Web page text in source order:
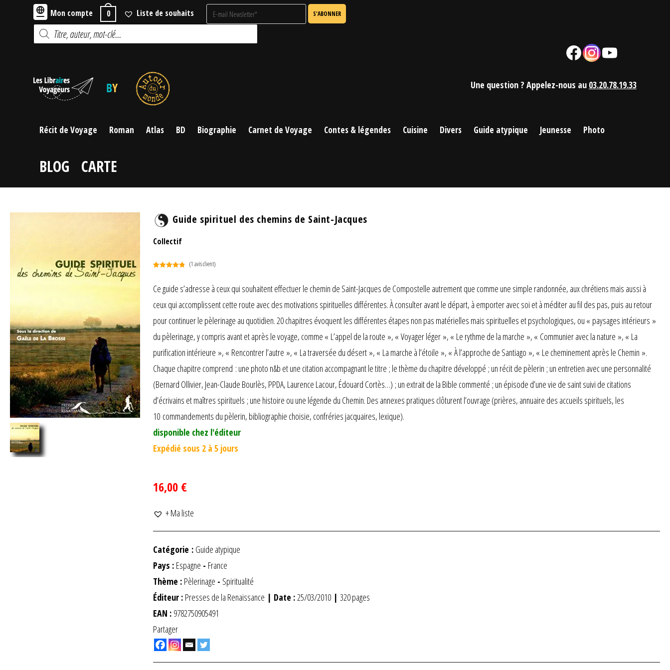
Mon compte 0 Liste de souhaits
Recherche
de
produits
FacebookInstagramYouTube
Une question ? Appelez-nous au 03.20.78.19.33
Récit de Voyage Roman Atlas BD Biographie Carnet de Voyage Contes & légendes Cuisine Divers Guide atypique Jeunesse Photo
BLOG CARTE
Guide spirituel des chemins de Saint-Jacques
Collectif
basé sur
notation
(1 avis client)
Ce guide s’adresse à ceux qui souhaitent effectuer le chemin de Saint-Jacques de Compostelle autrement que comme une simple randonnée, aux chrétiens mais aussi à
ceux qui accomplissent cette route avec des motivations spirituelles différentes. À consulter avant le départ, à emporter avec soi et à méditer au fil des pas, puis au retour
pour continuer le pèlerinage au quotidien. 20 chapitres évoquent les différentes étapes non pas matérielles mais spirituelles et psychologiques, ou « paysages intérieurs »
du pèlerinage, y compris avant et après le voyage, comme « L’appel de la route », « Voyager léger », « Le rythme de la marche », « Communier avec la nature », « La
purification intérieure », « Rencontrer l’autre », « La traversée du désert », « La marche à l’étoile », « À l’approche de Santiago », « Le cheminement après le Chemin ».
Chaque chapitre comprend : une photo n&b et une citation accompagnant le titre ; le thème du chapitre développé ; un récit de pèlerin ; un entretien avec une personnalité
(Bernard Ollivier, Jean-Claude Bourlès, PPDA, Laurence Lacour, Édouard Cortès…) ; un extrait de la Bible commenté ; un épisode d’une vie de saint suivi de citations
d’écrivains et maîtres spirituels ; une histoire ou une légende du Chemin. Des annexes pratiques clôturent l’ouvrage (prières, annuaire des accueils spirituels, les
10 commandements du pèlerin, bibliographie choisie, confréries jacquaires, lexique).
disponible chez l'éditeur
Expédié sous 2 à 5 jours
16,00 €
+ Ma liste
Catégorie : Guide atypique
Pays : Espagne - France
Thème : Pèlerinage - Spiritualité
Éditeur : Presses de la Renaissance | Date : 25/03/2010| 320 pages
EAN : 9782750905491
Partager